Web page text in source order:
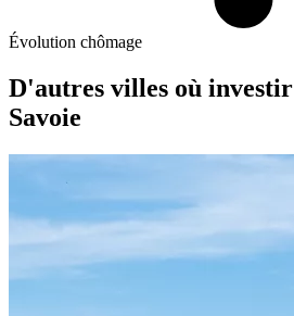
Évolution chômage
D'autres villes où investir
Savoie
Annemasse